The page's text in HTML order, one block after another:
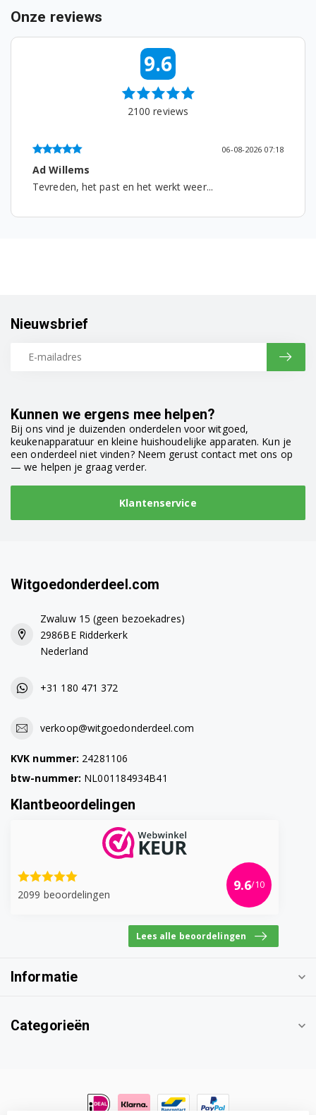
Onze reviews
9.6
2100 reviews
06-08-2026 07:18
Ad Willems
Tevreden, het past en het werkt weer...
Kunnen we ergens mee helpen?
Bij ons vind je duizenden onderdelen voor witgoed,
keukenapparatuur en kleine huishoudelijke apparaten. Kun je
een onderdeel niet vinden? Neem gerust contact met ons op
— we helpen je graag verder.
Klantenservice
Nieuwsbrief
Witgoedonderdeel.com
Zwaluw 15 (geen bezoekadres)
2986BE Ridderkerk
Nederland
+31 180 471 372
verkoop@witgoedonderdeel.com
KVK nummer: 24281106
btw-nummer: NL001184934B41
Klantbeoordelingen
2099 beoordelingen
9.6/10
Lees alle beoordelingen
Informatie
Categorieën